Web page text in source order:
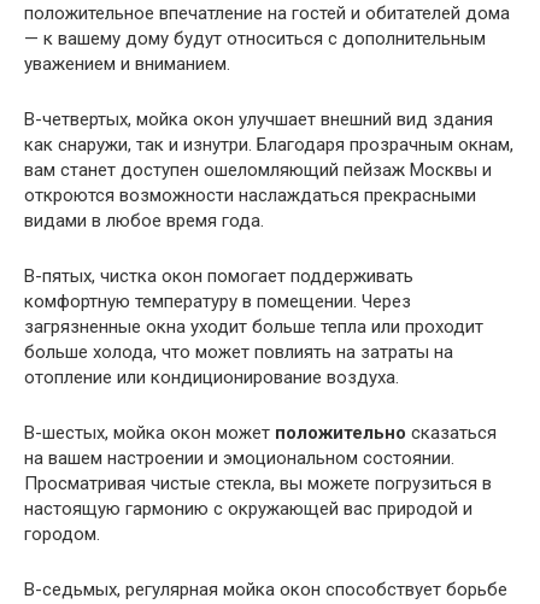
положительное впечатление на гостей и обитателей дома
— к вашему дому будут относиться с дополнительным
уважением и вниманием.
В-четвертых, мойка окон улучшает внешний вид здания
как снаружи, так и изнутри. Благодаря прозрачным окнам,
вам станет доступен ошеломляющий пейзаж Москвы и
откроются возможности наслаждаться прекрасными
видами в любое время года.
В-пятых, чистка окон помогает поддерживать
комфортную температуру в помещении. Через
загрязненные окна уходит больше тепла или проходит
больше холода, что может повлиять на затраты на
отопление или кондиционирование воздуха.
В-шестых, мойка окон может положительно сказаться
на вашем настроении и эмоциональном состоянии.
Просматривая чистые стекла, вы можете погрузиться в
настоящую гармонию с окружающей вас природой и
городом.
В-седьмых, регулярная мойка окон способствует борьбе